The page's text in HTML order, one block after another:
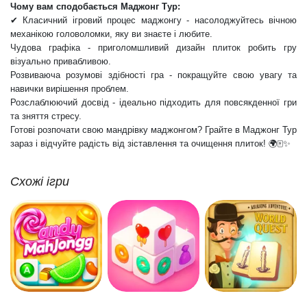
Чому вам сподобається Маджонг Тур:
✔ Класичний ігровий процес маджонгу - насолоджуйтесь вічною
механікою головоломки, яку ви знаєте і любите.
Чудова графіка - приголомшливий дизайн плиток робить гру
візуально привабливою.
Розвиваюча розумові здібності гра - покращуйте свою увагу та
навички вирішення проблем.
Розслаблюючий досвід - ідеально підходить для повсякденної гри
та зняття стресу.
Готові розпочати свою мандрівку маджонгом? Грайте в Маджонг Тур
зараз і відчуйте радість від зіставлення та очищення плиток! 🌍🀄✨
Схожі ігри